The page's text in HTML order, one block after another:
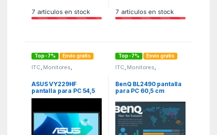
7 artículos en stock 7 artículos en stock
Top -7% Envío gratis
ITC Monitores
Periféricos
ASUS VY229HF
pantalla para PC 54,5
cm (21.4″) 1920 x 1080
Negro
Top -7% Envío gratis
ITC Monitores
Periféricos
BenQ BL2490 pantalla
para PC 60,5 cm
Pixeles Full HD Negro